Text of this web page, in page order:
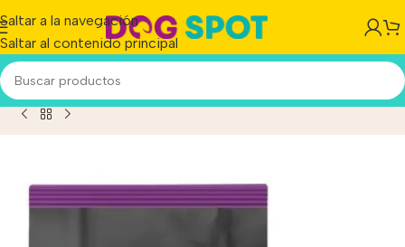
Saltar a la navegación
Saltar al contenido principal
Optienrich Exigent Perro Adulto Raza Pequeña x 7.5 kg